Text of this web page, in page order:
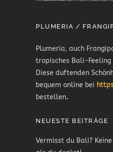
PLUMERIA /
Plumeria, auch
tropisches Bali-Feeling
Diese duftenden
bequem online bei
bestellen.
NEUESTE BEITRÄGE
Vermisst du Bali?